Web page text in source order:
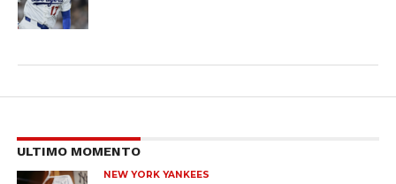
ULTIMO MOMENTO
NEW YORK YANKEES